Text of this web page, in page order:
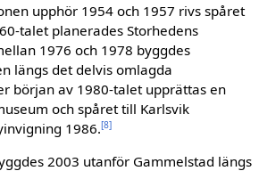
upphör 1954 och 1957 rivs spåret
talet planerades Storhedens
1976 och 1978 byggdes
längs det delvis omlagda
början av 1980-talet upprättas en
och spåret till Karlsvik
1986.[8]
2003 utanför Gammelstad längs